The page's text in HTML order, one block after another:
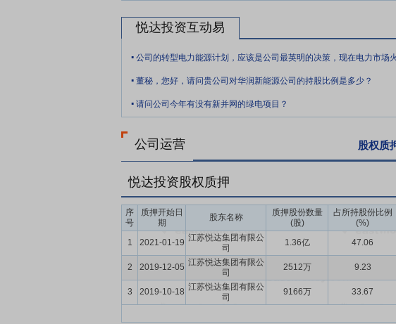
18.55万台，同比增长20.2%。
要点9： 国资背景助力发展 公司控股股东悦达集团为国有
要点10： 多元投资风险分散
公司属于综合性投资公司，经
要点11：专注研发做强做优
公司关注行业变革，瞄准市场
队。同时，公司积极推动体系化和数字化管理转型，突出培
片化管理模式，力求实现向大数据管理的转型。
要点13：拟9598万元收购悦达专用车100%股权
2018年9月
易价格9,597.87万元。悦达专用车主要从事环卫装备的研发
圾收集转运、道路清扫保洁、电动环卫车、清洁能源和绿色
要点14：控股股东拟6000万-1.2亿元增持股份
2019年4月
交易增持不超过公司2%的股份,拟增持股份的金额不低于
悦达投资互动易
.
. 董秘，您好，请问贵公司对华润新能源公司的持股比例是多少？
. 请问公司今年有没有新并网的绿电项目？
公司运营 股权质
悦达投资股权质押
序
号
质押开始日
期
股东名称
质押股份数量
(股)
占所持股份比例
(%)
1 2021-01-19 江苏悦达集团有限公
司
1.36亿 47.06
2
2019-12-05 江苏悦达集团有限公
司
2512万 9.23
3
2019-10-18 江苏悦达集团有限公
司
9166万 33.67